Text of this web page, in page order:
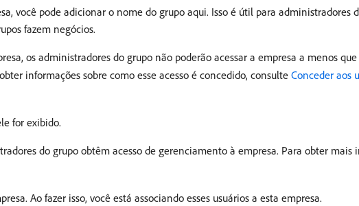
você pode adicionar o nome do grupo aqui. Isso é útil para administradores
fazem negócios.
os administradores do grupo não poderão acessar a empresa a menos
informações sobre como esse acesso é concedido, consulte Conceder aos
for exibido.
do grupo obtêm acesso de gerenciamento à empresa. Para obter mais
Ao fazer isso, você está associando esses usuários a esta empresa.